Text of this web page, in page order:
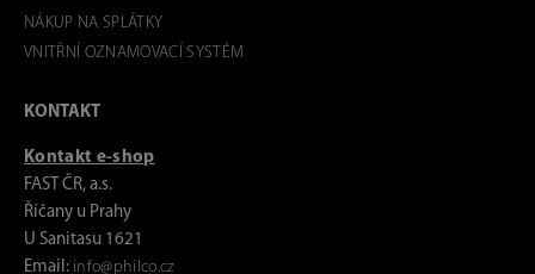
NÁKUP NA SPLÁTKY
VNITŘNÍ OZNAMOVACÍ SYSTÉM
KONTAKT
Kontakt e-shop
FAST ČR, a.s.
Říčany u Prahy
U Sanitasu 1621
Email: info@philco.cz